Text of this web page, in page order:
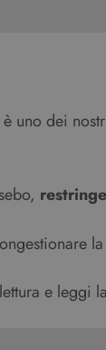
uno dei
e leggi